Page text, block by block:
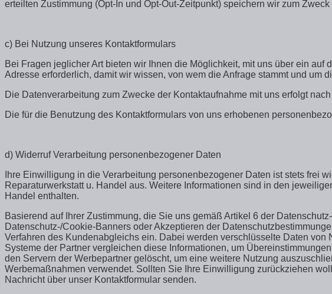
erteilten Zustimmung (Opt-In und Opt-Out-Zeitpunkt) speichern wir zum
c) Bei Nutzung unseres Kontaktformulars
Bei Fragen jeglicher Art bieten wir Ihnen die Möglichkeit, mit uns über ein
Adresse erforderlich, damit wir wissen, von wem die Anfrage stammt und
Die Datenverarbeitung zum Zwecke der Kontaktaufnahme mit uns erfolgt
Die für die Benutzung des Kontaktformulars von uns erhobenen
d) Widerruf Verarbeitung personenbezogener Daten
Ihre Einwilligung in die Verarbeitung personenbezogener Daten ist stets frei
Reparaturwerkstatt u. Handel aus. Weitere Informationen sind in den
Handel enthalten.
Basierend auf Ihrer Zustimmung, die Sie uns gemäß Artikel 6 der
Datenschutz-/Cookie-Banners oder Akzeptieren der
Verfahren des Kundenabgleichs ein. Dabei werden verschlüsselte Daten
Systeme der Partner vergleichen diese Informationen, um
den Servern der Werbepartner gelöscht, um eine weitere Nutzung
Werbemaßnahmen verwendet. Sollten Sie Ihre Einwilligung zurückziehen
Nachricht über unser Kontaktformular senden.